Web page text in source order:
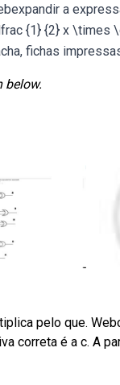
a
{1} {2} x \times
fichas
below.
pelo que.
correta é a c. A